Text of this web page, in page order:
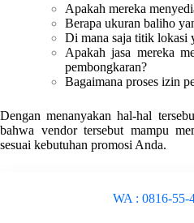
Apakah mereka
Berapa ukuran baliho
Di mana saja titik lokasi
Apakah jasa mereka
pembongkaran?
Bagaimana proses izin
Dengan menanyakan hal-hal
bahwa vendor tersebut mampu
sesuai kebutuhan promosi Anda.
WA : 0816-55-